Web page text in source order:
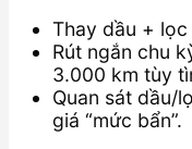
Thay dầu +
Rút ngắn chu
3.000 km tùy
Quan sát dầu/
giá “mức bẩn”.